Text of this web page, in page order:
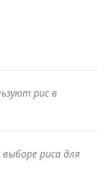
рис в
риса для